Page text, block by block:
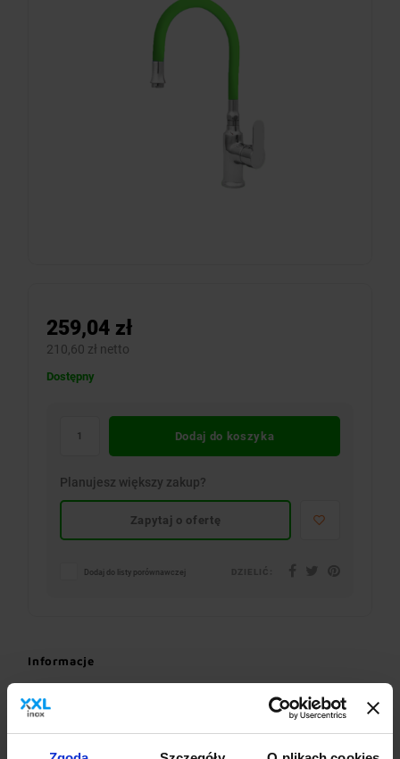
259,04 zł
210,60 zł netto
Dostępny
Dodaj do koszyka
Planujesz większy zakup?
Zapytaj o ofertę
Dodaj do listy porównawczej
Informacje
Bateria zlewozmywakowa stojąca z pokrętłami z
elastyczną wylewką o długości 530 mm, zielona